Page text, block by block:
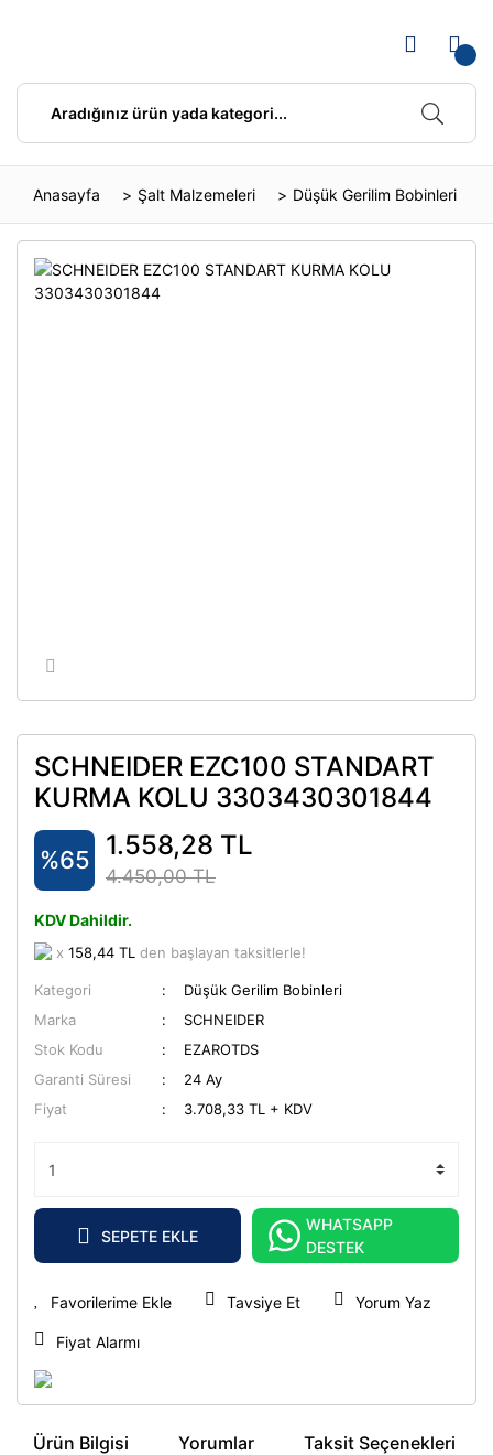
Anasayfa Şalt Malzemeleri Düşük Gerilim Bobinleri
SCHNEIDER EZC100 STANDART
KURMA KOLU 3303430301844
%65 1.558,28 TL
4.450,00 TL
KDV Dahildir.
x 158,44 TL den başlayan taksitlerle!
Kategori
Düşük Gerilim Bobinleri
Marka
SCHNEIDER
Stok Kodu
EZAROTDS
Garanti Süresi
24 Ay
Fiyat
3.708,33 TL + KDV
SEPETE EKLE
WHATSAPP
DESTEK
Tavsiye Et Yorum Yaz
Fiyat Alarmı
Ürün Bilgisi Yorumlar Taksit Seçenekleri